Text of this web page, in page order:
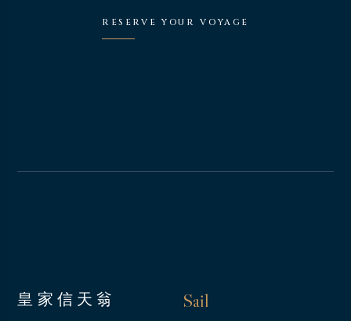
RESERVE YOUR VOYAGE
皇家信天翁 Sail